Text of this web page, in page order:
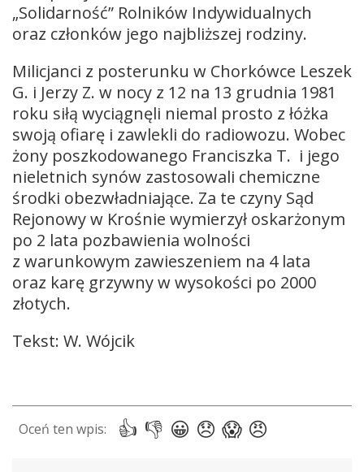
„Solidarność” Rolników Indywidualnych
oraz członków jego najbliższej rodziny.
Milicjanci z posterunku w Chorkówce Leszek
G. i Jerzy Z. w nocy z 12 na 13 grudnia 1981
roku siłą wyciągnęli niemal prosto z łóżka
swoją ofiarę i zawlekli do radiowozu. Wobec
żony poszkodowanego Franciszka T. i jego
nieletnich synów zastosowali chemiczne
środki obezwładniające. Za te czyny Sąd
Rejonowy w Krośnie wymierzył oskarżonym
po 2 lata pozbawienia wolności
z warunkowym zawieszeniem na 4 lata
oraz karę grzywny w wysokości po 2000
złotych.
Tekst: W. Wójcik